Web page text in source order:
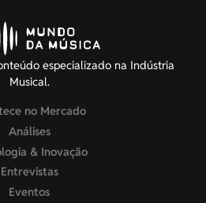
especializado na Indústria
Musical.
no Mercado
Análises
& Inovação
Entrevistas
Eventos